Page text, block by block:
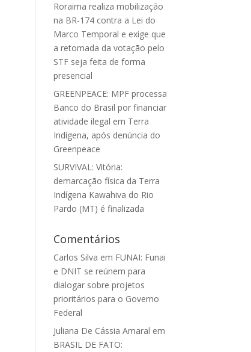
Roraima realiza mobilização
na BR-174 contra a Lei do
Marco Temporal e exige que
a retomada da votação pelo
STF seja feita de forma
presencial
GREENPEACE: MPF processa
Banco do Brasil por financiar
atividade ilegal em Terra
Indígena, após denúncia do
Greenpeace
SURVIVAL: Vitória:
demarcação física da Terra
Indígena Kawahiva do Rio
Pardo (MT) é finalizada
Comentários
Carlos Silva em FUNAI: Funai
e DNIT se reúnem para
dialogar sobre projetos
prioritários para o Governo
Federal
Juliana De Cássia Amaral em
BRASIL DE FATO: